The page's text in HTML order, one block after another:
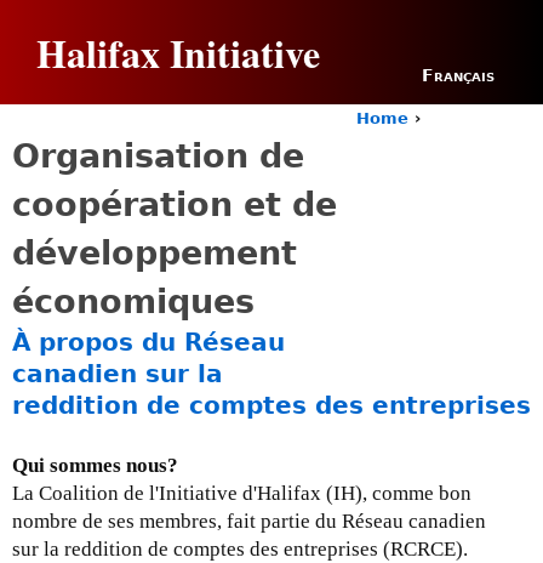
Halifax Initiative Français
o
a
e
e
r
e
Home ›
Organisation de
coopération et de
développement
économiques
À propos du Réseau
canadien sur la
reddition de comptes des entreprises
Qui sommes nous?
La Coalition de l'Initiative d'Halifax (IH), comme bon
nombre de ses membres, fait partie du Réseau canadien
sur la reddition de comptes des entreprises (RCRCE).